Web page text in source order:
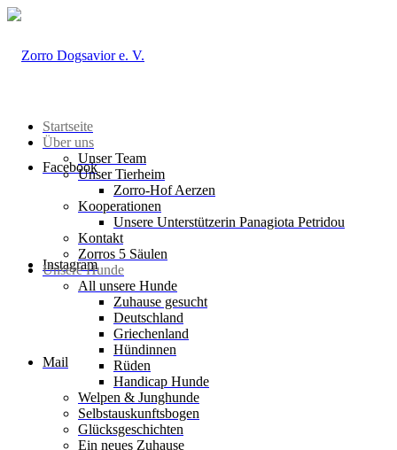
Facebook
Instagram
Mail
Startseite
Über uns
Unser Team
Unser Tierheim
Zorro-Hof Aerzen
Kooperationen
Unsere Unterstützerin Panagiota Petridou
Kontakt
Zorros 5 Säulen
Unsere Hunde
All unsere Hunde
Zuhause gesucht
Deutschland
Griechenland
Hündinnen
Rüden
Handicap Hunde
Welpen & Junghunde
Selbstauskunftsbogen
Glücksgeschichten
Ein neues Zuhause